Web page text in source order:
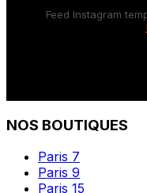
Feed Instagram
NOS BOUTIQUES
Paris 7
Paris 9
Paris 15